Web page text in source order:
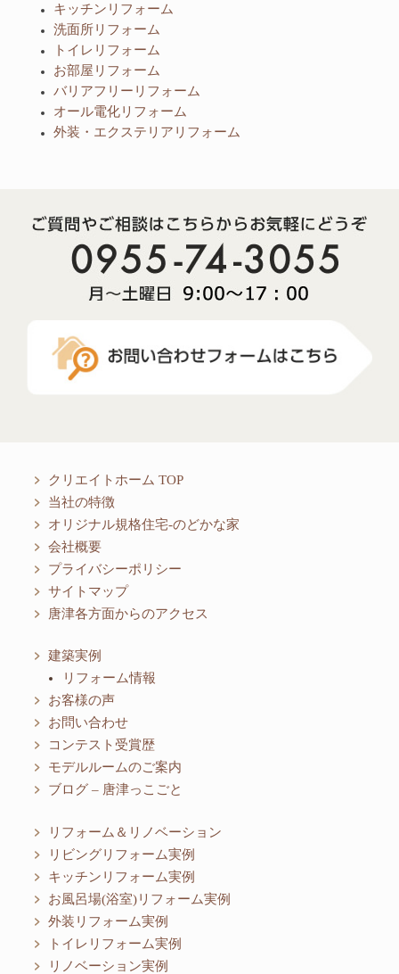
キッチンリフォーム
洗面所リフォーム
トイレリフォーム
お部屋リフォーム
バリアフリーリフォーム
オール電化リフォーム
外装・エクステリアリフォーム
クリエイトホーム TOP
当社の特徴
オリジナル規格住宅-のどかな家
会社概要
プライバシーポリシー
サイトマップ
唐津各方面からのアクセス
建築実例
リフォーム情報
お客様の声
お問い合わせ
コンテスト受賞歴
モデルルームのご案内
ブログ – 唐津っこごと
リフォーム＆リノベーション
リビングリフォーム実例
キッチンリフォーム実例
お風呂場(浴室)リフォーム実例
外装リフォーム実例
トイレリフォーム実例
リノベーション実例